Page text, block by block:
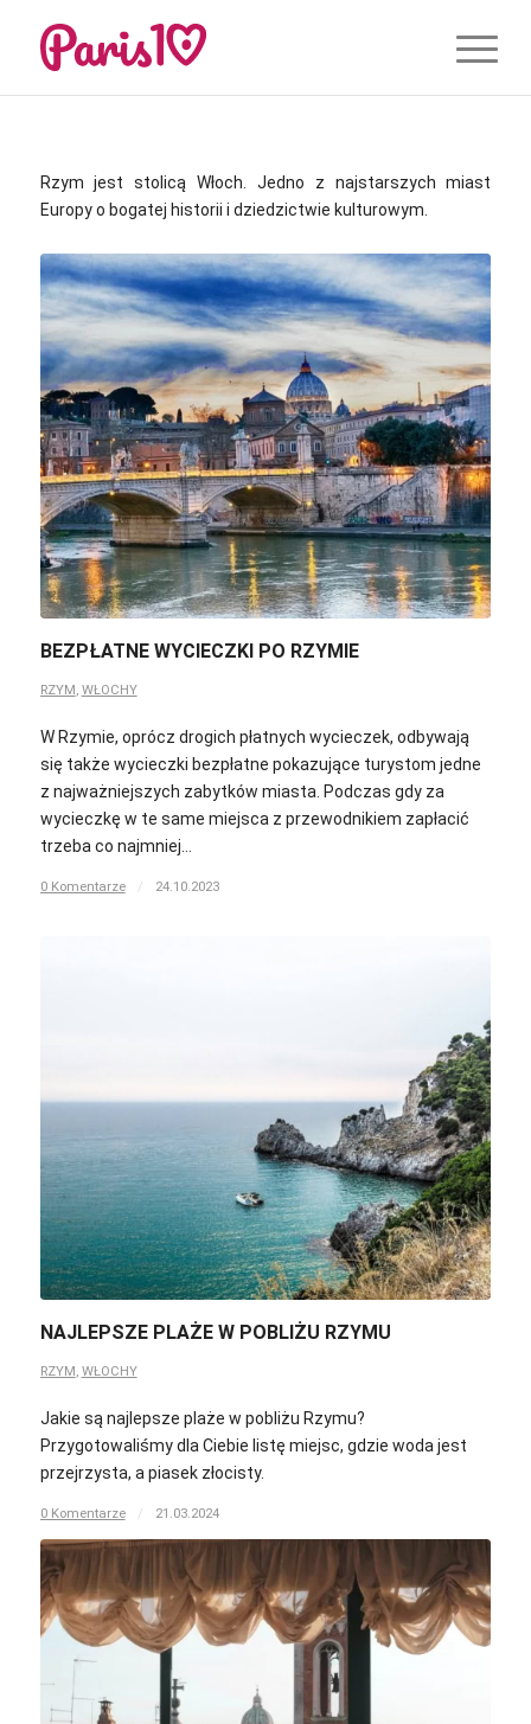
Rzym jest stolicą Włoch. Jedno z najstarszych miast
Europy o bogatej historii i dziedzictwie kulturowym.
BEZPŁATNE WYCIECZKI PO RZYMIE
RZYM WŁOCHY
W Rzymie, oprócz drogich płatnych wycieczek, odbywają
się także wycieczki bezpłatne pokazujące turystom jedne
z najważniejszych zabytków miasta. Podczas gdy za
wycieczkę w te same miejsca z przewodnikiem zapłacić
trzeba co najmniej…
0 Komentarze / 24.10.2023
NAJLEPSZE PLAŻE W POBLIŻU RZYMU
RZYM , WŁOCHY
Jakie są najlepsze plaże w pobliżu Rzymu?
Przygotowaliśmy dla Ciebie listę miejsc, gdzie woda jest
przejrzysta, a piasek złocisty.
0 Komentarze / 21.03.2024